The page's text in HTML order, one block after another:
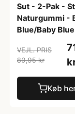
Sut - 2-Pak -
Naturgummi -
Blue/Baby Blue
VEJL. PRIS
89,95 kr
Køb